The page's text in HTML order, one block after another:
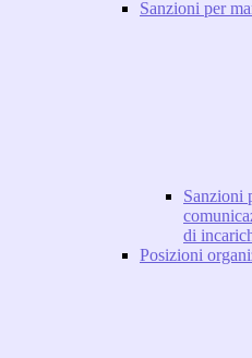
Sanzioni per
Sanzioni
di
Posizioni